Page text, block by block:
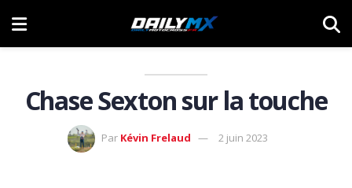
Chase Sexton sur la touche
Par Kévin Frelaud 2 juin 2023